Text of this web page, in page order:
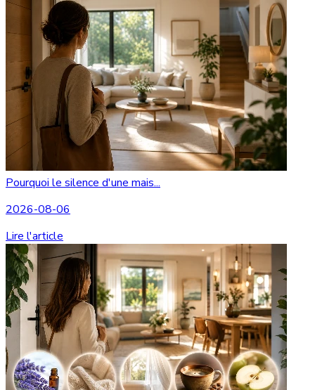
Pourquoi le silence d'une mais...
2026-08-06
Lire l'article